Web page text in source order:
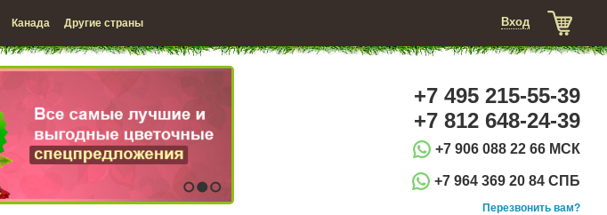
Канада Другие страны Вход
1 2 3
+7 495 215-55-39
+7 812 648-24-39
+7 906 088 22 66 МСК
+7 964 369 20 84 СПБ
Перезвонить вам?